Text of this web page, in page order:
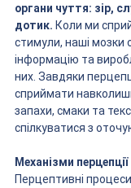
органи чуття: зір,
дотик. Коли ми
стимули, наші
інформацію та
них. Завдяки
сприймати
запахи, смаки та
спілкуватися з
Механізми перцепції
Перцептивні